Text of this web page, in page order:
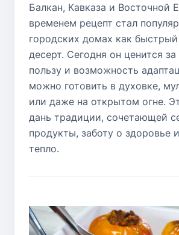
Балкан, Кавказа и Восточной
временем рецепт стал
городских домах как
десерт. Сегодня он ценится за
пользу и возможность
можно готовить в духовке,
или даже на открытом огне.
дань традиции, сочетающей
продукты, заботу о здоровье
тепло.